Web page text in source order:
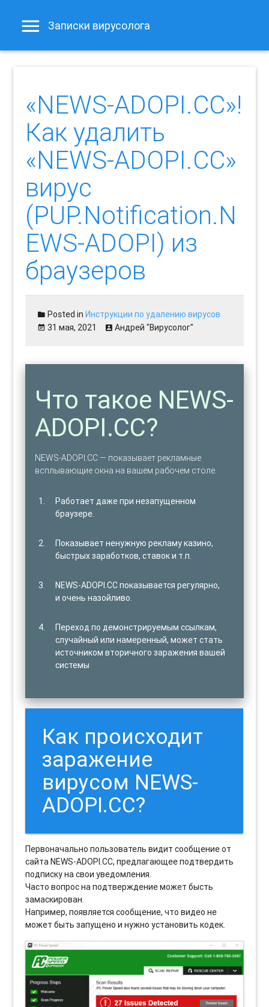
Записки вирусолога
«NEWS-ADOPI.CC»!
Как удалить
«NEWS-ADOPI.CC»
вирус
(PUP.Notification.N
EWS-ADOPI) из
браузеров
Posted inИнструкции по удалению вирусов
31 мая, 2021
Андрей "Вирусолог"
Что такое NEWS-
ADOPI.CC?
NEWS-ADOPI.CC — показывает рекламные
всплывающие окна на вашем рабочем столе.
Работает даже при незапущенном
браузере.
Показывает ненужную рекламу казино,
быстрых заработков, ставок и т.п.
NEWS-ADOPI.CC показывается регулярно,
и очень назойливо.
Переход по демонстрируемым ссылкам,
случайный или намеренный, может стать
источником вторичного заражения вашей
системы
Как происходит
заражение
вирусом NEWS-
ADOPI.CC?
Первоначально пользователь видит сообщение от
сайта NEWS-ADOPI.CC, предлагающее подтвердить
подписку на свои уведомления.
Часто вопрос на подтверждение может бысть
замаскирован.
Например, появляется сообщение, что видео не
может быть запущено и нужно установить кодек.